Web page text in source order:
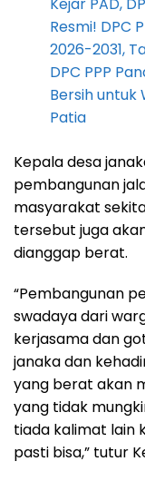
Resmi! DPC
2026-2031,
DPC PPP
Bersih untuk
Patia
Kepala desa
pembangunan
masyarakat
tersebut juga
dianggap berat.
“Pembangunan
swadaya dari
kerjasama dan
janaka dan
yang berat akan
yang tidak
tiada kalimat lain
pasti bisa,” tutur